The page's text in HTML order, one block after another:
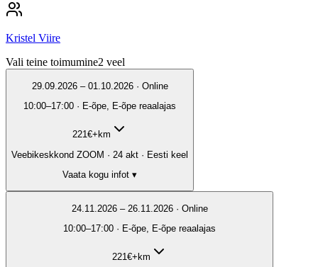
Kristel Viire
Vali teine toimumine2 veel
29.09.2026 – 01.10.2026 · Online
10:00–17:00 · E-õpe, E-õpe reaalajas
221€+km
Veebikeskkond ZOOM · 24 akt · Eesti keel
Vaata kogu infot ▾
24.11.2026 – 26.11.2026 · Online
10:00–17:00 · E-õpe, E-õpe reaalajas
221€+km